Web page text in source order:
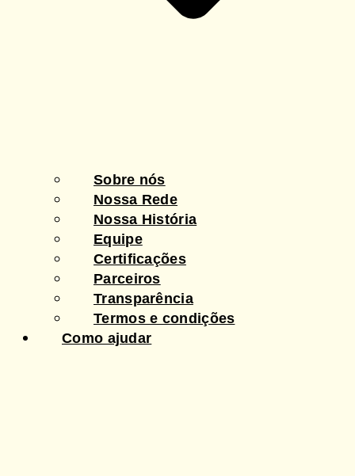
Sobre nós
Nossa Rede
Nossa História
Equipe
Certificações
Parceiros
Transparência
Termos e condições
Como ajudar